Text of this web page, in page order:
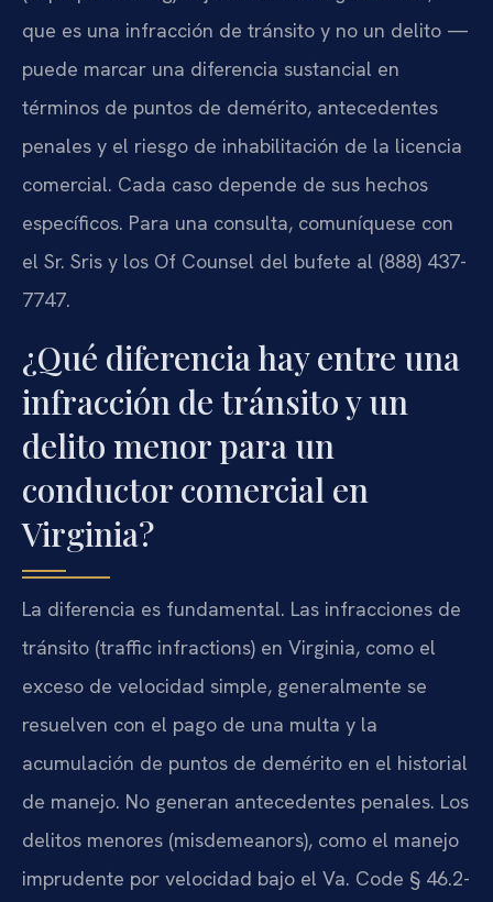
que es una infracción de tránsito y no un delito —
puede marcar una diferencia sustancial en
términos de puntos de demérito, antecedentes
penales y el riesgo de inhabilitación de la licencia
comercial. Cada caso depende de sus hechos
específicos. Para una consulta, comuníquese con
el Sr. Sris y los Of Counsel del bufete al (888) 437-
7747.
¿Qué diferencia hay entre una
infracción de tránsito y un
delito menor para un
conductor comercial en
Virginia?
La diferencia es fundamental. Las infracciones de
tránsito (traffic infractions) en Virginia, como el
exceso de velocidad simple, generalmente se
resuelven con el pago de una multa y la
acumulación de puntos de demérito en el historial
de manejo. No generan antecedentes penales. Los
delitos menores (misdemeanors), como el manejo
imprudente por velocidad bajo el Va. Code § 46.2-